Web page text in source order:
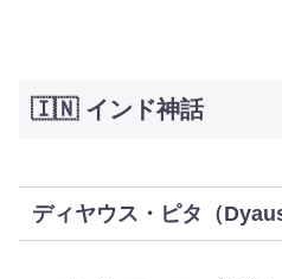
🇮🇳 インド神話
ディヤウス・ピタ（